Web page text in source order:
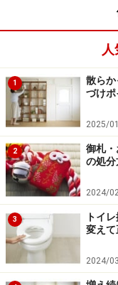
1
散ら
づけ
2025/
2
御札
の処分
2024/
3
トイ
変え
2024/